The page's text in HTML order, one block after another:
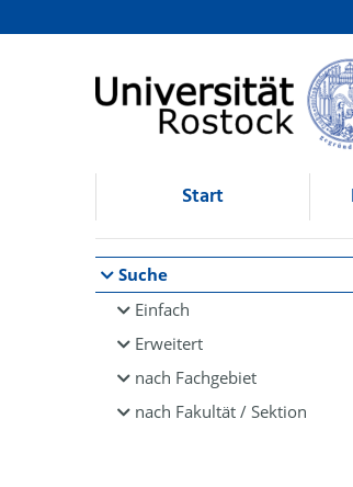
Browsen
direkt zum Inhalt
Start
Suche
Einfach
Erweitert
nach Fachgebiet
nach Fakultät / Sektion